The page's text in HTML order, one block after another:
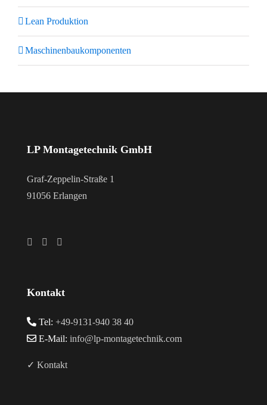
Lean Produktion
Maschinenbaukomponenten
LP Montagetechnik GmbH
Graf-Zeppelin-Straße 1
91056 Erlangen
Kontakt
Tel: +49-9131-940 38 40
E-Mail: info@lp-montagetechnik.com
✓ Kontakt